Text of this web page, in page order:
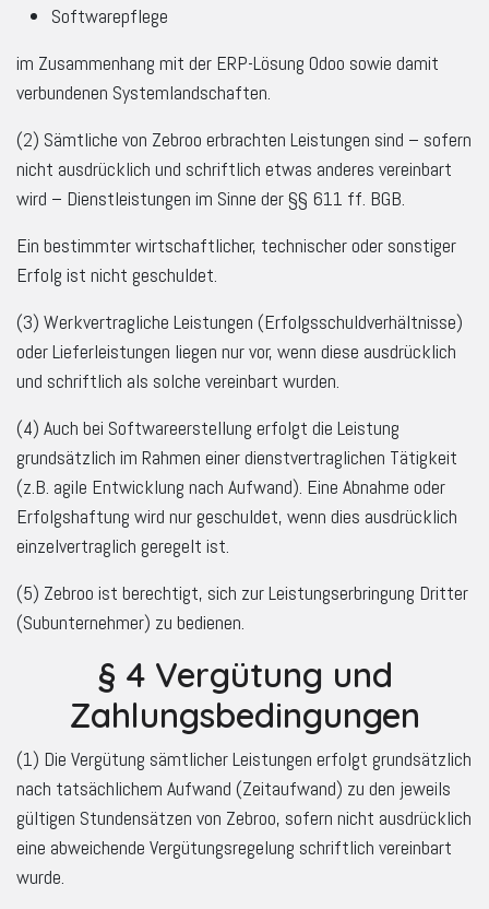
Softwarepflege
im Zusammenhang mit der ERP-Lösung Odoo sowie damit
verbundenen Systemlandschaften.
(2) Sämtliche von Zebroo erbrachten Leistungen sind – sofern
nicht ausdrücklich und schriftlich etwas anderes vereinbart
wird – Dienstleistungen im Sinne der §§ 611 ff. BGB.
Ein bestimmter wirtschaftlicher, technischer oder sonstiger
Erfolg ist nicht geschuldet.
(3) Werkvertragliche Leistungen (Erfolgsschuldverhältnisse)
oder Lieferleistungen liegen nur vor, wenn diese ausdrücklich
und schriftlich als solche vereinbart wurden.
(4) Auch bei Softwareerstellung erfolgt die Leistung
grundsätzlich im Rahmen einer dienstvertraglichen Tätigkeit
(z.B. agile Entwicklung nach Aufwand). Eine Abnahme oder
Erfolgshaftung wird nur geschuldet, wenn dies ausdrücklich
einzelvertraglich geregelt ist.
(5) Zebroo ist berechtigt, sich zur Leistungserbringung Dritter
(Subunternehmer) zu bedienen.
§ 4 Vergütung und
Zahlungsbedingungen
(1) Die Vergütung sämtlicher Leistungen erfolgt grundsätzlich
nach tatsächlichem Aufwand (Zeitaufwand) zu den jeweils
gültigen Stundensätzen von Zebroo, sofern nicht ausdrücklich
eine abweichende Vergütungsregelung schriftlich vereinbart
wurde.